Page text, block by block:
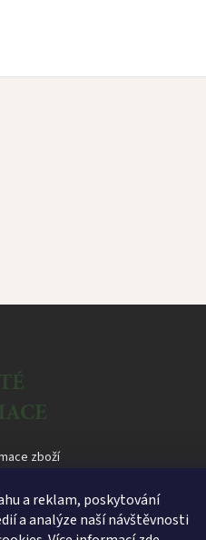
a reklam, poskytování
a analýze naší návštěvnosti
zboží
údajů